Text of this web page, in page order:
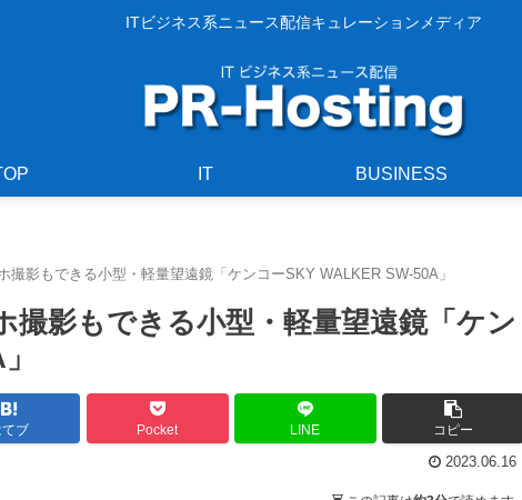
ITビジネス系ニュース配信キュレーションメディア
IT BUSINESS
撮影もできる小型・軽量望遠鏡「ケンコーSKY WALKER SW-50A」
撮影もできる小型・軽量望遠鏡「ケン
てブ Pocket LINE コピー
2023.06.16